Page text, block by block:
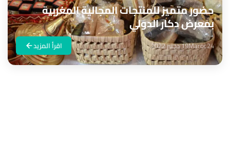
حضور متميز للمنتجات المجالية المغربية
بمعرض دكار الدولي
Maroc2419 دجنبر 2022 اقرأ المزيد